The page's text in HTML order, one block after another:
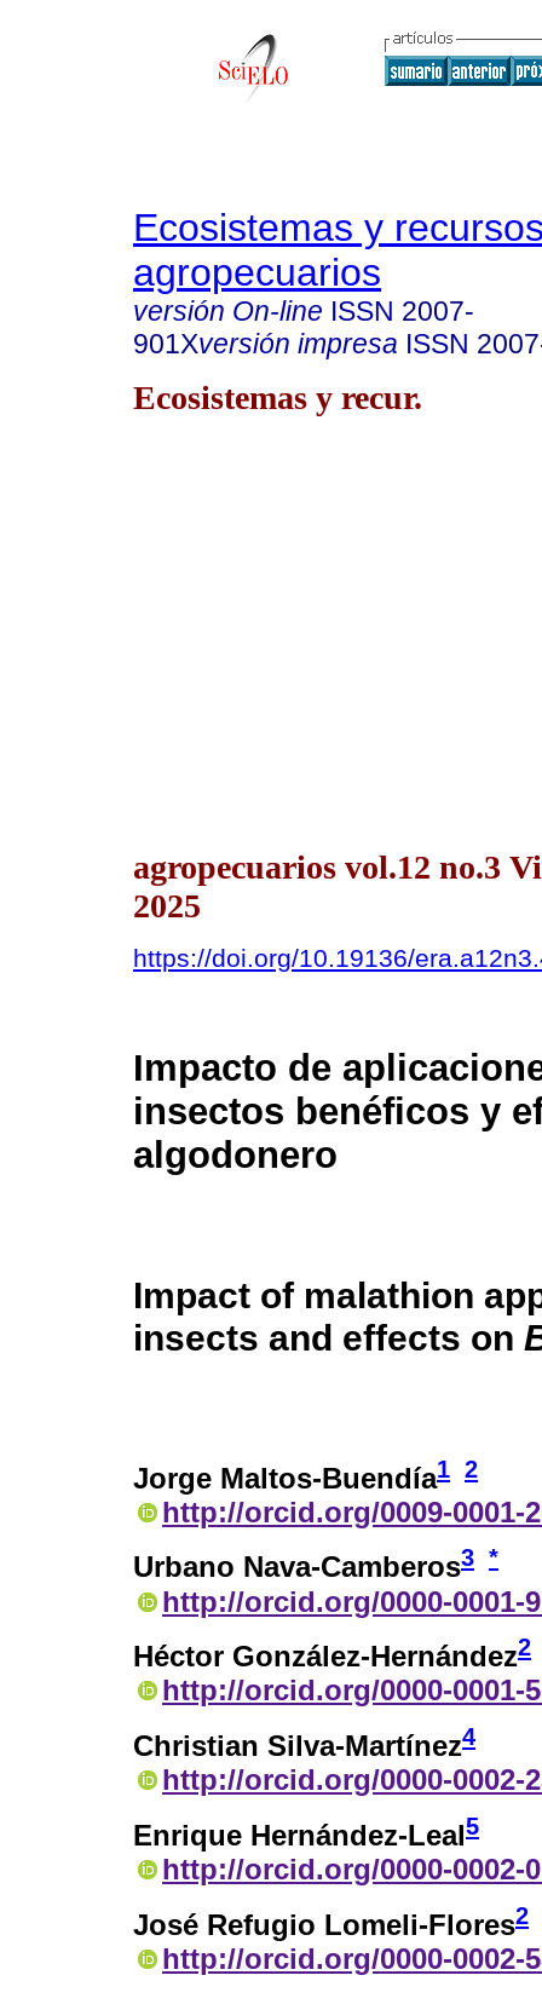
Ecosistemas y
agropecuarios
versión On-line ISSN 2007-
901Xversión impresa ISSN
Ecosistemas y recur.
agropecuarios vol.12 no.3
2025
https://doi.org/10.19136/
Impacto de
insectos benéficos y
algodonero
Impact of malathion
insects and effects on
Jorge Maltos-Buendía1 2
http://orcid.org/0009-0001-
Urbano Nava-Camberos3 *
http://orcid.org/0000-0001-
Héctor González-Hernández2
http://orcid.org/0000-0001-
Christian Silva-Martínez4
http://orcid.org/0000-0002-
Enrique Hernández-Leal5
http://orcid.org/0000-0002-
José Refugio Lomeli-Flores2
http://orcid.org/0000-0002-